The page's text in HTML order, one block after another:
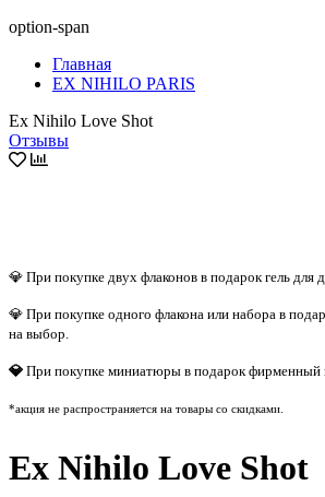
option-span
Главная
EX NIHILO PARIS
Ex Nihilo Love Shot
Отзывы
💎 При покупке двух флаконов в подарок гель для
💎 При покупке одного флакона или набора в
на выбор.
💎 При покупке миниатюры в подарок фирменный
*акция не распространяется на товары со скидками.
Ex Nihilo Love Shot